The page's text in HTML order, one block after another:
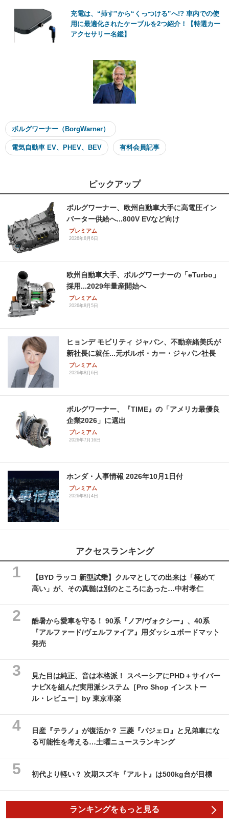
充電は、“挿す”から“くっつける”へ!? 車内での使
用に最適化されたケーブルを2つ紹介！【特選カー
アクセサリー名鑑】
ボルグワーナー（BorgWarner）
電気自動車 EV、PHEV、BEV 有料会員記事
ピックアップ
ボルグワーナー、欧州自動車大手に高電圧イン
バーター供給へ...800V EVなど向け
プレミアム
2026年8月6日
欧州自動車大手、ボルグワーナーの「eTurbo」
採用...2029年量産開始へ
プレミアム
2026年8月5日
ヒョンデ モビリティ ジャパン、不動奈緒美氏が
新社長に就任...元ボルボ・カー・ジャパン社長
プレミアム
2026年8月6日
ボルグワーナー、『TIME』の「アメリカ最優良
企業2026」に選出
プレミアム
2026年7月16日
ホンダ・人事情報 2026年10月1日付
プレミアム
2026年8月4日
アクセスランキング
【BYD ラッコ 新型試乗】クルマとしての出来は「極めて
高い」が、その真髄は別のところにあった…中村孝仁
酷暑から愛車を守る！ 90系『ノア/ヴォクシー』、40系
『アルファード/ヴェルファイア』用ダッシュボードマット
発売
見た目は純正、音は本格派！ スペーシアにPHD＋サイバー
ナビXを組んだ実用派システム［Pro Shop インストー
ル・レビュー］by 東京車楽
日産『テラノ』が復活か？ 三菱『パジェロ』と兄弟車にな
る可能性を考える…土曜ニュースランキング
初代より軽い？ 次期スズキ『アルト』は500kg台が目標
ランキングをもっと見る